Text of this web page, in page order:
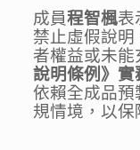
成員程智楓表
禁止虛假說
者權益或未
說明條例》實
依賴全成品預
規情境，以保